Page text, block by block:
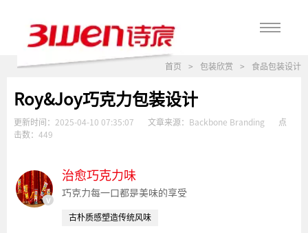
首页 > 包装欣赏 > 食品包装设计
Roy&Joy巧克力包装设计
更新时间： 2025-04-10 07:35:07 文章来源： Backbone Branding
点
击数： 449
v
治愈巧克力味
巧克力每一口都是美味的享受
古朴质感塑造传统风味